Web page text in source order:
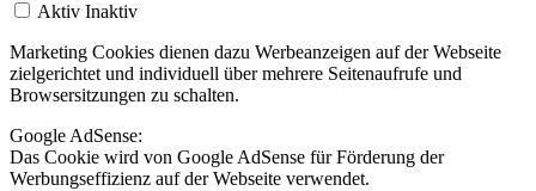
Aktiv Inaktiv
Marketing Cookies dienen dazu Werbeanzeigen auf der Webseite
zielgerichtet und individuell über mehrere Seitenaufrufe und
Browsersitzungen zu schalten.
Google AdSense:
Das Cookie wird von Google AdSense für Förderung der
Werbungseffizienz auf der Webseite verwendet.